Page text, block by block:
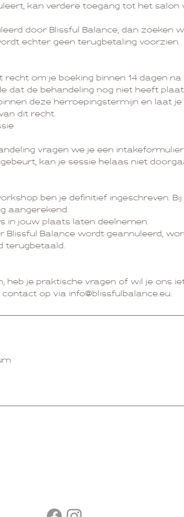
kan verdere toegang tot het salon
door Blissful Balance, dan zoeken
echter geen terugbetaling voorzien.
recht om je boeking binnen 14 dagen
dat de behandeling nog niet heeft
deze herroepingstermijn en laat je
dit recht.
vragen we je een intakeformulier
kan je sessie helaas niet
ben je definitief ingeschreven.
aangerekend.
in jouw plaats laten deelnemen.
Blissful Balance wordt geannuleerd,
terugbetaald.
heb je praktische vragen of wil je ons
op via info@blissfulbalance.eu.